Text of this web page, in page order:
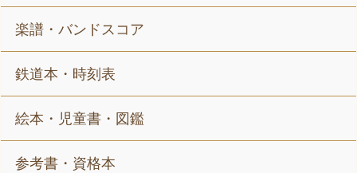
楽譜・バンドスコア
鉄道本・時刻表
絵本・児童書・図鑑
参考書・資格本